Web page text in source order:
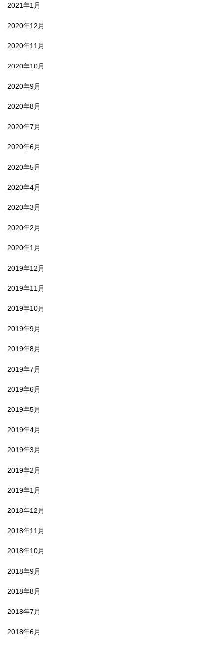
2021年1月
2020年12月
2020年11月
2020年10月
2020年9月
2020年8月
2020年7月
2020年6月
2020年5月
2020年4月
2020年3月
2020年2月
2020年1月
2019年12月
2019年11月
2019年10月
2019年9月
2019年8月
2019年7月
2019年6月
2019年5月
2019年4月
2019年3月
2019年2月
2019年1月
2018年12月
2018年11月
2018年10月
2018年9月
2018年8月
2018年7月
2018年6月